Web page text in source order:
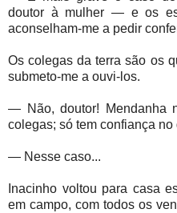
doutor à mulher — e os
aconselham-me a pedir
Os colegas da terra são os
submeto-me a ouvi-los.
— Não, doutor! Mendanha
colegas; só tem confiança no
— Nesse caso...
Inacinho voltou para casa
em campo, com todos os